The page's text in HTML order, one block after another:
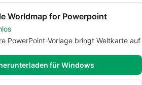
Worldmap for Powerpoint
PowerPoint-Vorlage bringt Weltkarte auf
für Windows